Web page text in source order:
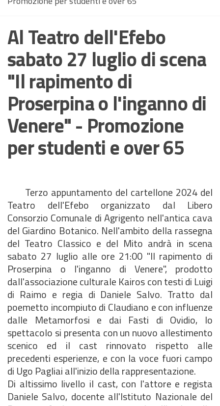
Al Teatro dell'Efebo
sabato 27 luglio di scena
"Il rapimento di
Proserpina o l'inganno di
Venere" - Promozione
per studenti e over 65
Terzo appuntamento del cartellone 2024 del
Teatro dell'Efebo organizzato dal Libero
Consorzio Comunale di Agrigento nell'antica cava
del Giardino Botanico. Nell'ambito della rassegna
del Teatro Classico e del Mito andrà in scena
sabato 27 luglio alle ore 21:00 "Il rapimento di
Proserpina o l'inganno di Venere", prodotto
dall'associazione culturale Kairos con testi di Luigi
di Raimo e regia di Daniele Salvo. Tratto dal
poemetto incompiuto di Claudiano e con influenze
dalle Metamorfosi e dai Fasti di Ovidio, lo
spettacolo si presenta con un nuovo allestimento
scenico ed il cast rinnovato rispetto alle
precedenti esperienze, e con la voce fuori campo
di Ugo Pagliai all'inizio della rappresentazione.
Di altissimo livello il cast, con l'attore e regista
Daniele Salvo, docente all'Istituto Nazionale del